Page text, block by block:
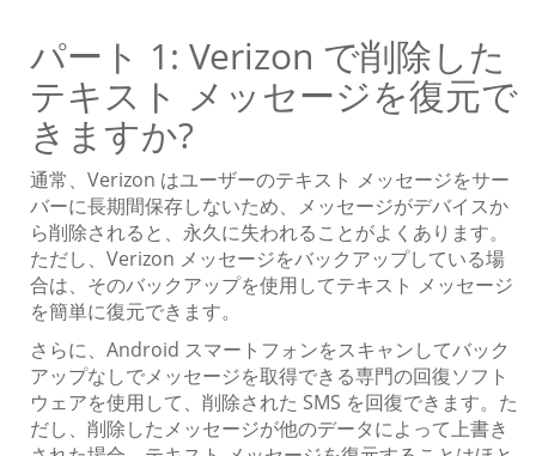
パート 1: Verizon で削除した
テキスト メッセージを復元で
きますか?
通常、Verizon はユーザーのテキスト メッセージをサー
バーに長期間保存しないため、メッセージがデバイスか
ら削除されると、永久に失われることがよくあります。
ただし、Verizon メッセージをバックアップしている場
合は、そのバックアップを使用してテキスト メッセージ
を簡単に復元できます。
さらに、Android スマートフォンをスキャンしてバック
アップなしでメッセージを取得できる専門の回復ソフト
ウェアを使用して、削除された SMS を回復できます。た
だし、削除したメッセージが他のデータによって上書き